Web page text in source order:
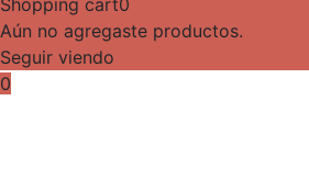
Aún no agregaste productos.
Seguir viendo
0